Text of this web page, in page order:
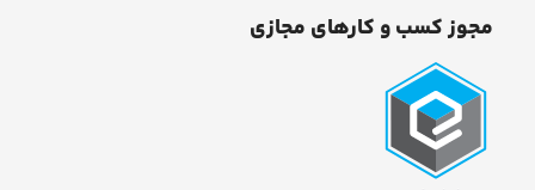
مجوز کسب و کارهای مجازی